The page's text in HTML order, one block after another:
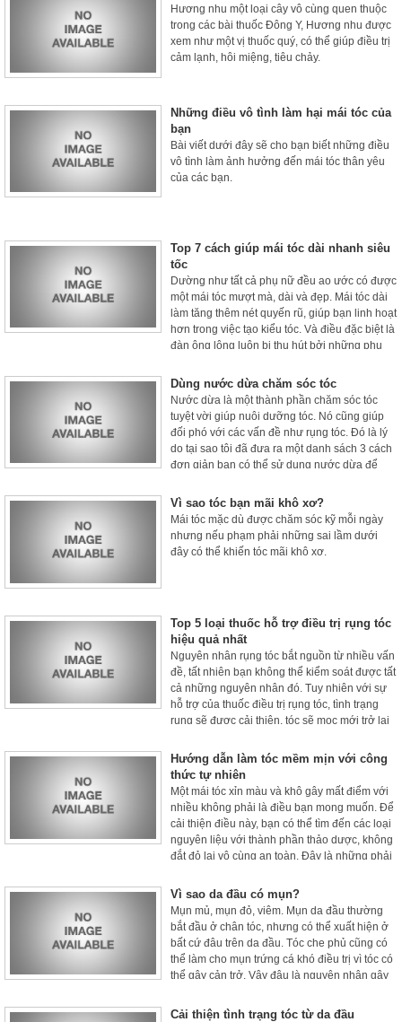
Hương nhu một loại cây vô cùng quen thuộc
trong các bài thuốc Đông Y, Hương nhu được
xem như một vị thuốc quý, có thể giúp điều trị
cảm lạnh, hôi miệng, tiêu chảy.
Những điều vô tình làm hại mái tóc của
bạn
Bài viết dưới đây sẽ cho bạn biết những điều
vô tình làm ảnh hưởng đến mái tóc thân yêu
của các bạn.
Top 7 cách giúp mái tóc dài nhanh siêu
tốc
Dường như tất cả phụ nữ đều ao ước có được
một mái tóc mượt mà, dài và đẹp. Mái tóc dài
làm tăng thêm nét quyến rũ, giúp bạn linh hoạt
hơn trong việc tạo kiểu tóc. Và điều đặc biệt là
đàn ông lông luôn bị thu hút bởi những phụ
mái tóc dài nhanh và khỏe hơn là những bí
mật mà các chị em luôn khoa khác được biết
đến.
Dùng nước dừa chăm sóc tóc
Nước dừa là một thành phần chăm sóc tóc
tuyệt vời giúp nuôi dưỡng tóc. Nó cũng giúp
đối phó với các vấn đề như rụng tóc. Đó là lý
do tại sao tôi đã đưa ra một danh sách 3 cách
đơn giản bạn có thể sử dụng nước dừa để
chúng ta sẽ tìm hiểu nước dừa có tốt cho tóc
của bạn không?
Vì sao tóc bạn mãi khô xơ?
Mái tóc mặc dù được chăm sóc kỹ mỗi ngày
nhưng nếu phạm phải những sai lầm dưới
đây có thể khiến tóc mãi khô xơ.
Top 5 loại thuốc hỗ trợ điều trị rụng tóc
hiệu quả nhất
Nguyên nhân rụng tóc bắt nguồn từ nhiều vấn
đề, tất nhiên bạn không thể kiểm soát được tất
cả những nguyên nhân đó. Tuy nhiên với sự
hỗ trợ của thuốc điều trị rụng tóc, tình trạng
rụng sẽ được cải thiện, tóc sẽ mọc mới trở lại
nay chúng tôi sẽ giới thiệu đến bạn Top 5 loại
thuốc trị rụng tóc hiệu quả nhất với lượng tiêu
thụ ổn định, được nhiều người tin dùng.
Hướng dẫn làm tóc mềm mịn với công
thức tự nhiên
Một mái tóc xỉn màu và khô gây mất điểm với
nhiều không phải là điều bạn mong muốn. Để
cải thiện điều này, bạn có thể tìm đến các loại
nguyên liệu với thành phần thảo dược, không
đắt đỏ lại vô cùng an toàn. Đây là những phải
ngày.
Vì sao da đầu có mụn?
Mụn mủ, mụn đỏ, viêm. Mụn da đầu thường
bắt đầu ở chân tóc, nhưng có thể xuất hiện ở
bất cứ đâu trên da đầu. Tóc che phủ cũng có
thể làm cho mụn trứng cá khó điều trị vì tóc có
thể gây cản trở. Vậy đâu là nguyên nhân gây
Cải thiện tình trạng tóc từ da đầu